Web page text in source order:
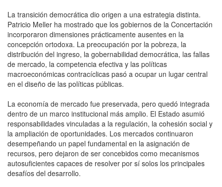
La transición democrática dio origen a una estrategia distinta.
Patricio Meller ha mostrado que los gobiernos de la Concertación
incorporaron dimensiones prácticamente ausentes en la
concepción ortodoxa. La preocupación por la pobreza, la
distribución del ingreso, la gobernabilidad democrática, las fallas
de mercado, la competencia efectiva y las políticas
macroeconómicas contracíclicas pasó a ocupar un lugar central
en el diseño de las políticas públicas.
La economía de mercado fue preservada, pero quedó integrada
dentro de un marco institucional más amplio. El Estado asumió
responsabilidades vinculadas a la regulación, la cohesión social y
la ampliación de oportunidades. Los mercados continuaron
desempeñando un papel fundamental en la asignación de
recursos, pero dejaron de ser concebidos como mecanismos
autosuficientes capaces de resolver por sí solos los principales
desafíos del desarrollo.